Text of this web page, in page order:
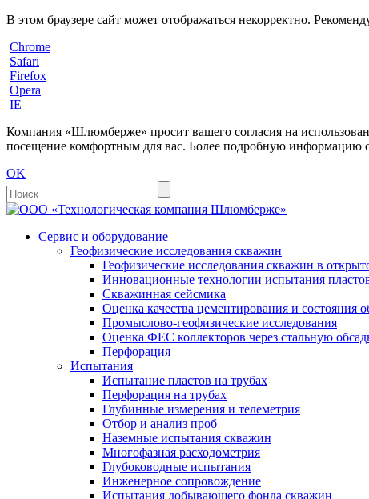
В этом браузере сайт может отображаться некорректно.
Chrome
Safari
Firefox
Opera
IE
Компания «Шлюмберже» просит вашего согласия на
посещение комфортным для вас. Более подробную информацию
OK
Сервис и оборудование
Геофизические исследования скважин
Геофизические исследования скважин в
Инновационные технологии испытания
Скважинная сейсмика
Оценка качества цементирования и состояния
Промыслово-геофизические исследования
Оценка ФЕС коллекторов через стальную
Перфорация
Испытания
Испытание пластов на трубах
Перфорация на трубах
Глубинные измерения и телеметрия
Отбор и анализ проб
Наземные испытания скважин
Многофазная расходометрия
Глубоководные испытания
Инженерное сопровождение
Испытания добывающего фонда скважин